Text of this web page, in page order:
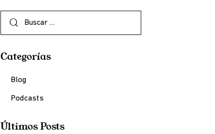
Categorías
Blog
Podcasts
Últimos Posts